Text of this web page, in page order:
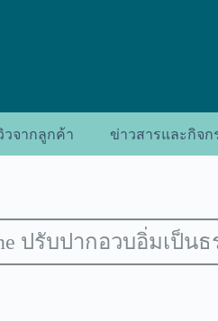
วจากลูกค้า ข่าวสารและกิจก
ปรับปากอวบอิ่มเป็น